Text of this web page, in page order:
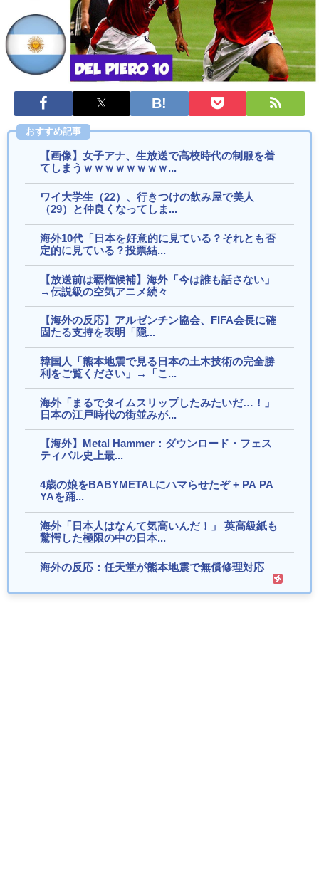
組が最新SNSの数十年先を行っていたと話...
欧州「日本だけ反則だろ…」 世界の『日本びいき』にヨーロ
ッパ全土から不満の声
海外「世界で日本を死守するぞ！」 日本の消防署を訪れたち
びっ子集団が世界をメロメロに
海外「日本でこれが可能なのはアメリカと何が違うから？」
日本の豪華列車の動画が話題に（海外の反応）
海外「通勤途中に毎日これを見ることを想像してほしい」日
本にある巨大な観音像が話題に（海外の反応）
海外「日本には最高のセブンイレブンがある」（海外の反
海外「日本語を勉強しているときに思い浮かぶことって
何？」（海外の反応）
海外「富士山はとても雄大で、日本の第一印象として素晴ら
しいものでした」富士山を上空から撮影した映...
Powered by livedoor 相互RSS
おすすめ記事
【画像】女子アナ、生放送で高校時代の制服を着
てしまうｗｗｗｗｗｗｗｗ...
ワイ大学生（22）、行きつけの飲み屋で美人
（29）と仲良くなってしま...
海外10代「日本を好意的に見ている？それとも否
定的に見ている？投票結...
【放送前は覇権候補】海外「今は誰も話さない」
→伝説級の空気アニメ続々
【海外の反応】アルゼンチン協会、FIFA会長に確
固たる支持を表明「隠...
韓国人「熊本地震で見る日本の土木技術の完全勝
利をご覧ください」→「こ...
海外「まるでタイムスリップしたみたいだ…！」
日本の江戸時代の街並みが...
【海外】Metal Hammer：ダウンロード・フェス
ティバル史上最...
4歳の娘をBABYMETALにハマらせたぞ + PA PA
YAを踊...
海外「日本人はなんて気高いんだ！」 英高級紙も
驚愕した極限の中の日本...
海外の反応：任天堂が熊本地震で無償修理対応